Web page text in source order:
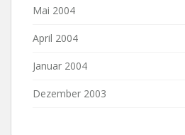
Mai 2004
April 2004
Januar 2004
Dezember 2003